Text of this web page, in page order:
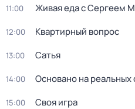
11:00 Живая еда с Сергеем
12:00 Квартирный вопрос
13:00 Сатья
14:00 Основано на реальных
15:00 Своя игра